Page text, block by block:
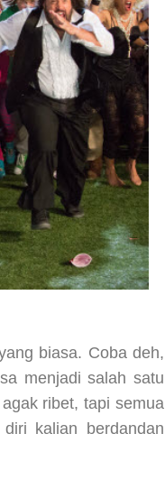
biasa. Coba deh,
menjadi salah satu
ribet, tapi semua
kalian berdandan